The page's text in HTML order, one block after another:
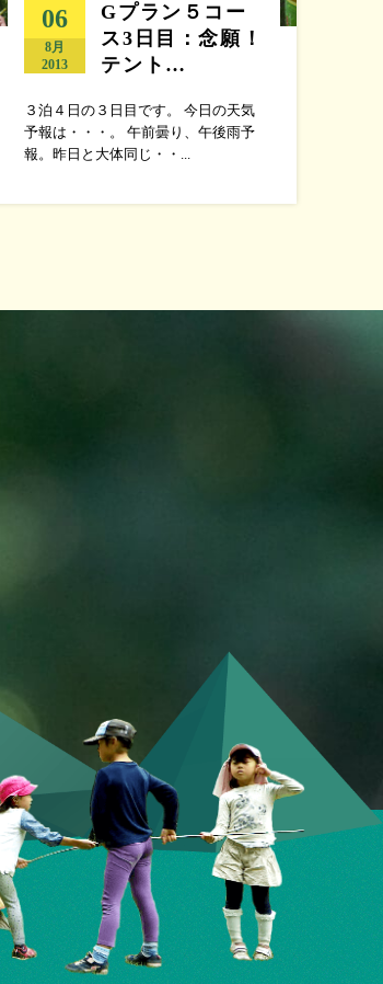
06
8月
2013
Gプラン５コー
ス3日目：念願！
テント…
３泊４日の３日目です。 今日の天気
予報は・・・。 午前曇り、午後雨予
報。昨日と大体同じ・・...